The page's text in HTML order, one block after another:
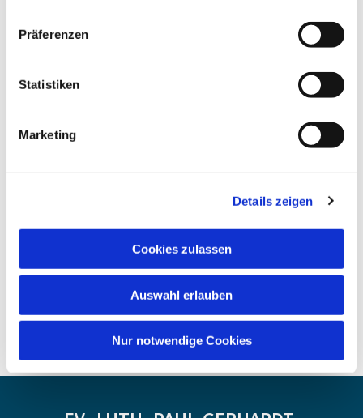
Präferenzen
Statistiken
Marketing
Details zeigen
Cookies zulassen
Auswahl erlauben
Nur notwendige Cookies